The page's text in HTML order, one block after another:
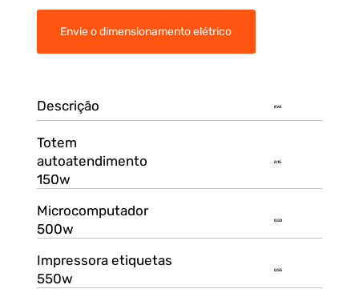
Envie o dimensionamento elétrico
Descrição KVA
Totem
autoatendimento
150w
0.15
Microcomputador
500w
0.50
Impressora etiquetas
550w
0.55